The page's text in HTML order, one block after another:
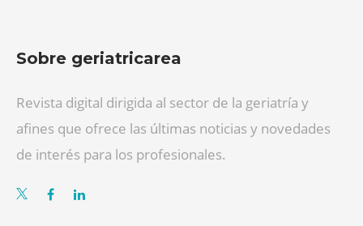
Sobre geriatricarea
Revista digital dirigida al sector de la geriatría y
afines que ofrece las últimas noticias y novedades
de interés para los profesionales.